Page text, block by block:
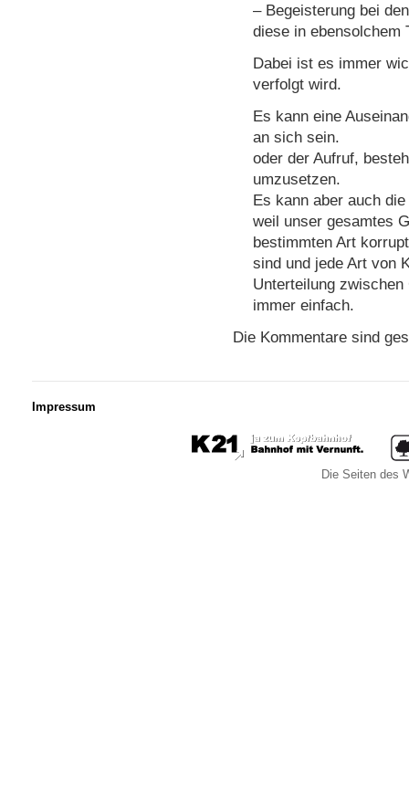
– Begeisterung bei
diese in ebensolchem
Dabei ist es immer
verfolgt wird.
Es kann eine
an sich sein.
oder der Aufruf,
umzusetzen.
Es kann aber auch
weil unser gesamtes
bestimmten Art
sind und jede Art von
Unterteilung
immer einfach.
Die Kommentare sind
Impressum
Die Seiten des